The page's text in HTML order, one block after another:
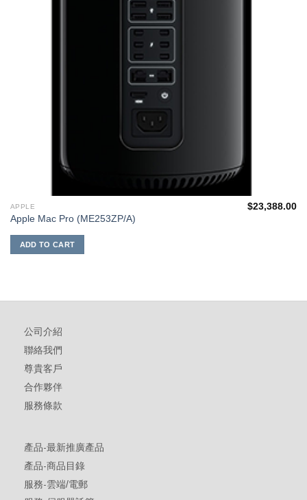
APPLE
Apple Mac Pro (ME253ZP/A)
$23,388.00
ADD TO CART
公司介紹
聯絡我們
尊貴客戶
合作夥伴
服務條款
產品-最新推廣產品
產品-商品目錄
服務-雲端/電郵